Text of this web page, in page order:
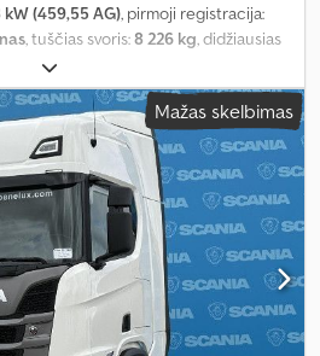
kW (459,55 AG), pirmoji registracija:
, tuščias svoris:8 226 kg , didžiausias
bendras svoris:
3 750 mm, spalva:balta, vairuotojo
automatinis, emisijos klasė: Euro 6
2025, sėdimų vietų skaičius:2,
diferencialo užraktas,
sistema, oro kondicionavimas
Mažas skelbimas